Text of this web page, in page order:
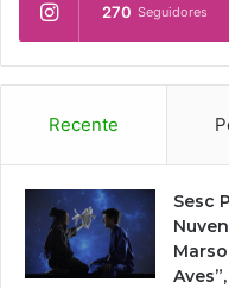
270 Seguidores
Recente
Sesc